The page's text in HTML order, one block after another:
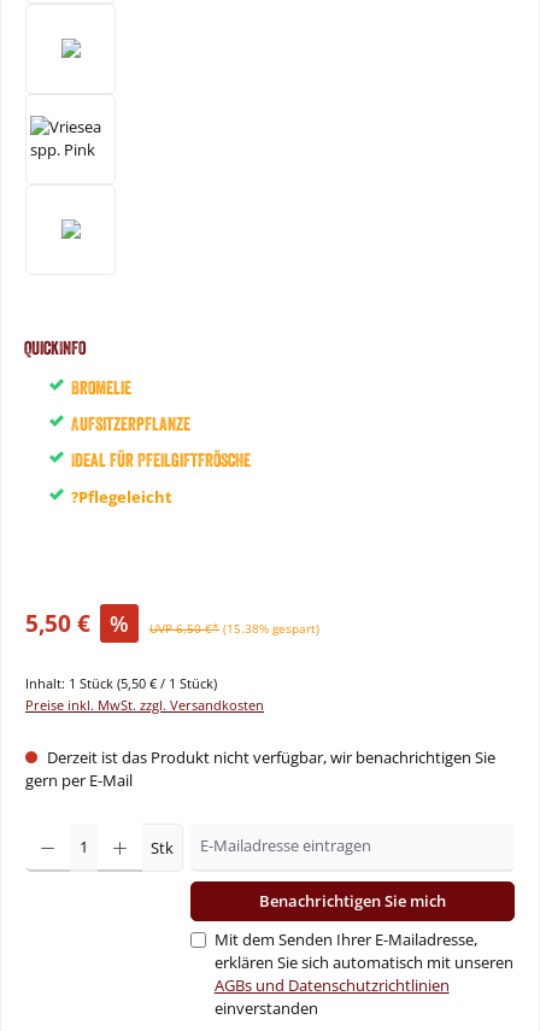
QuickInfo
Bromelie
Aufsitzerpflanze
Ideal für Pfeilgiftfrösche
?Pflegeleicht
5,50 € % UVP 6,50 €* (15.38% gespart)
Inhalt: 1 Stück (5,50 € / 1 Stück)
Preise inkl. MwSt. zzgl. Versandkosten
Derzeit ist das Produkt nicht verfügbar, wir benachrichtigen Sie
gern per E-Mail
Stk
Benachrichtigen Sie mich
Mit dem Senden Ihrer E-Mailadresse,
erklären Sie sich automatisch mit unseren
AGBs und Datenschutzrichtlinien
einverstanden